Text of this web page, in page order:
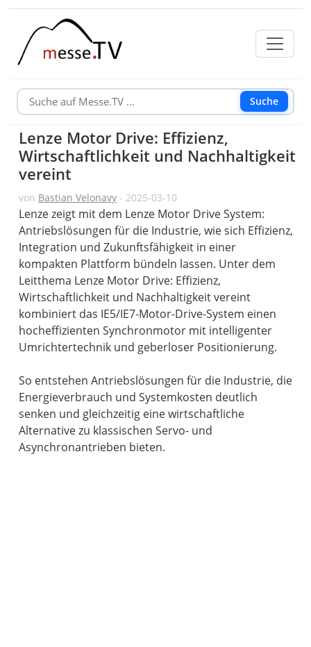
Suche
Lenze Motor Drive: Effizienz,
Wirtschaftlichkeit und Nachhaltigkeit
vereint
von Bastian Velonavy - 2025-03-10
Lenze zeigt mit dem Lenze Motor Drive System:
Antriebslösungen für die Industrie, wie sich Effizienz,
Integration und Zukunftsfähigkeit in einer
kompakten Plattform bündeln lassen. Unter dem
Leitthema Lenze Motor Drive: Effizienz,
Wirtschaftlichkeit und Nachhaltigkeit vereint
kombiniert das IE5/IE7-Motor-Drive-System einen
hocheffizienten Synchronmotor mit intelligenter
Umrichtertechnik und geberloser Positionierung.
So entstehen Antriebslösungen für die Industrie, die
Energieverbrauch und Systemkosten deutlich
senken und gleichzeitig eine wirtschaftliche
Alternative zu klassischen Servo- und
Asynchronantrieben bieten.